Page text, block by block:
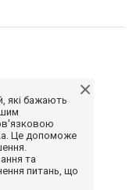
які бажають
Це допоможе
та
питань, що